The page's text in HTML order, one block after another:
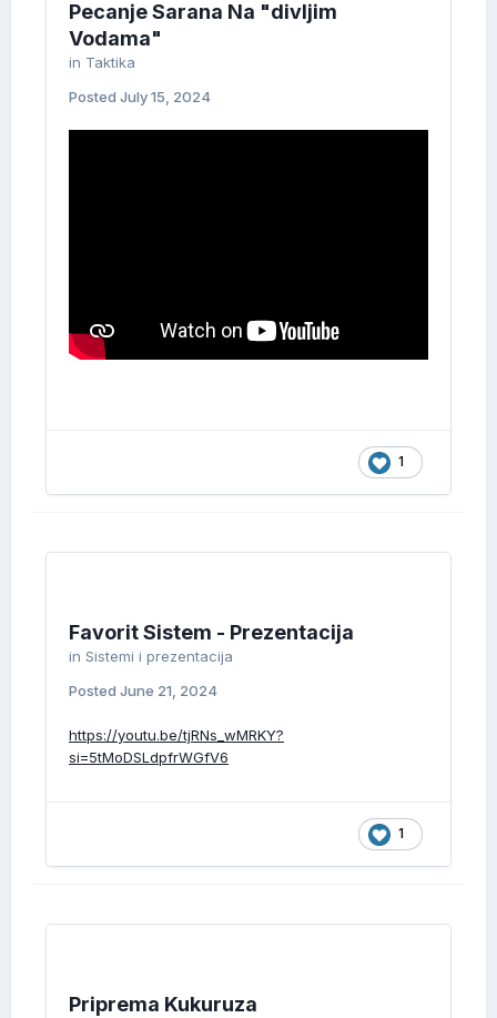
Pecanje Sarana Na "divljim
Vodama"
in Taktika
Posted July 15, 2024
1
Favorit Sistem - Prezentacija
in Sistemi i prezentacija
Posted June 21, 2024
https://youtu.be/tjRNs_wMRKY?
si=5tMoDSLdpfrWGfV6
1
Priprema Kukuruza